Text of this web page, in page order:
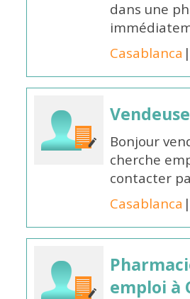
dans une
Casablanca
Bonjour
cherche
contacter
Casablanca
emploi à